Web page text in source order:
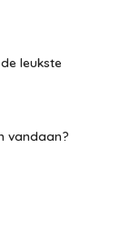
leukste
vandaan?